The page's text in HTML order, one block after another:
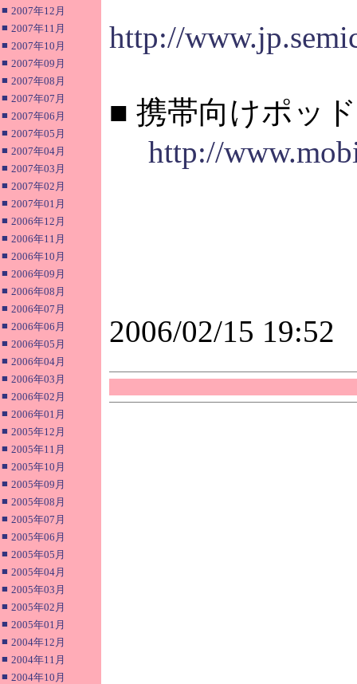
■ 2007年12月
■ 2007年11月
■ 2007年10月
■ 2007年09月
■ 2007年08月
■ 2007年07月
■ 2007年06月
■ 2007年05月
■ 2007年04月
■ 2007年03月
■ 2007年02月
■ 2007年01月
■ 2006年12月
■ 2006年11月
■ 2006年10月
■ 2006年09月
■ 2006年08月
■ 2006年07月
■ 2006年06月
■ 2006年05月
■ 2006年04月
■ 2006年03月
■ 2006年02月
■ 2006年01月
■ 2005年12月
■ 2005年11月
■ 2005年10月
■ 2005年09月
■ 2005年08月
■ 2005年07月
■ 2005年06月
■ 2005年05月
■ 2005年04月
■ 2005年03月
■ 2005年02月
■ 2005年01月
■ 2004年12月
■ 2004年11月
■ 2004年10月
http://
■ 携帯向けポッ
http://
2006/02/15 19:52